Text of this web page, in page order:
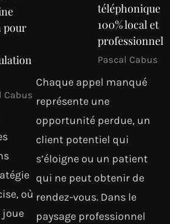
pour
Cabus
où
joue
téléphonique
100% local et
professionnel
Pascal Cabus
Chaque appel manqué
représente une
opportunité perdue, un
client potentiel qui
s’éloigne ou un patient
qui ne peut obtenir de
rendez-vous. Dans le
paysage professionnel